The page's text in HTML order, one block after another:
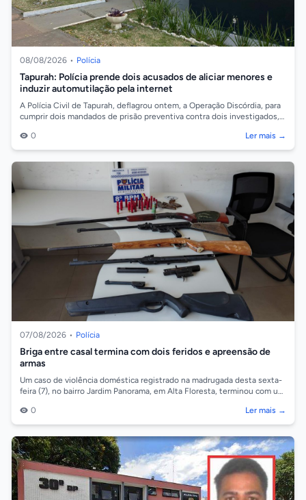
08/08/2026 • Polícia
Tapurah: Polícia prende dois acusados de aliciar menores e
induzir automutilação pela internet
A Polícia Civil de Tapurah, deflagrou ontem, a Operação Discórdia, para
cumprir dois mandados de prisão preventiva contra dois investigados,
0
Ler mais →
07/08/2026 • Polícia
Briga entre casal termina com dois feridos e apreensão de
armas
Um caso de violência doméstica registrado na madrugada desta sexta-
feira (7), no bairro Jardim Panorama, em Alta Floresta, terminou com um
0
Ler mais →